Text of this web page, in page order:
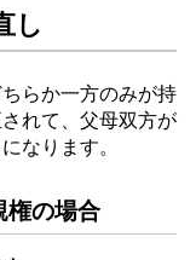
し
らか一方のみが持
れて、父母双方が
なります。
権の場合